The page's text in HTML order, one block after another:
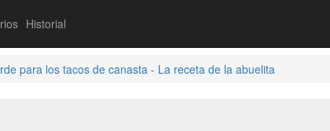
Historial
para los tacos de canasta - La receta de la abuelita